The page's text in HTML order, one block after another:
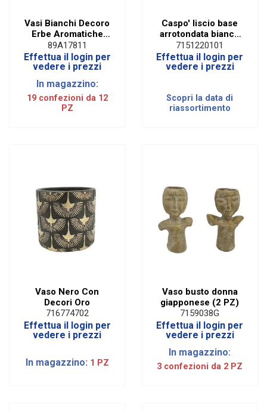
Vasi Bianchi Decoro
Erbe Aromatiche
grandi assortiti da 4
(12 PZ)
89A17811
Effettua il login per
vedere i prezzi
In magazzino:
19 confezioni da 12
PZ
Caspo' liscio base
arrotondata bianco
piccolo H 17,5 CM
(6PZ)
7151220101
Effettua il login per
vedere i prezzi
Scopri la data di
riassortimento
Vaso Nero Con
Decori Oro
716774702
Effettua il login per
vedere i prezzi
In magazzino: 1 PZ
Vaso busto donna
giapponese (2 PZ)
7159038G
Effettua il login per
vedere i prezzi
In magazzino:
3 confezioni da 2 PZ